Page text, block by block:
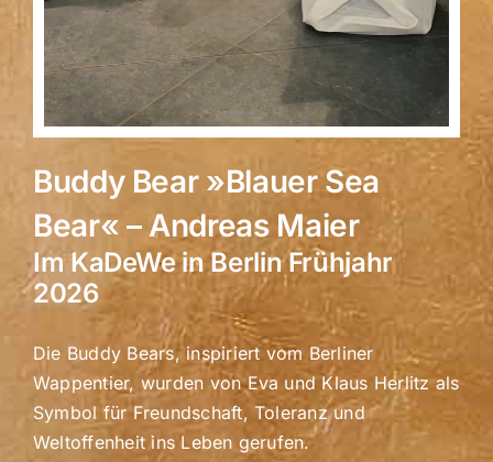
Buddy Bear »Blauer Sea
Bear« – Andreas Maier
Im KaDeWe in Berlin Frühjahr
2026
Die Buddy Bears, inspiriert vom Berliner
Wappentier, wurden von Eva und Klaus Herlitz als
Symbol für Freundschaft, Toleranz und
Weltoffenheit ins Leben gerufen.